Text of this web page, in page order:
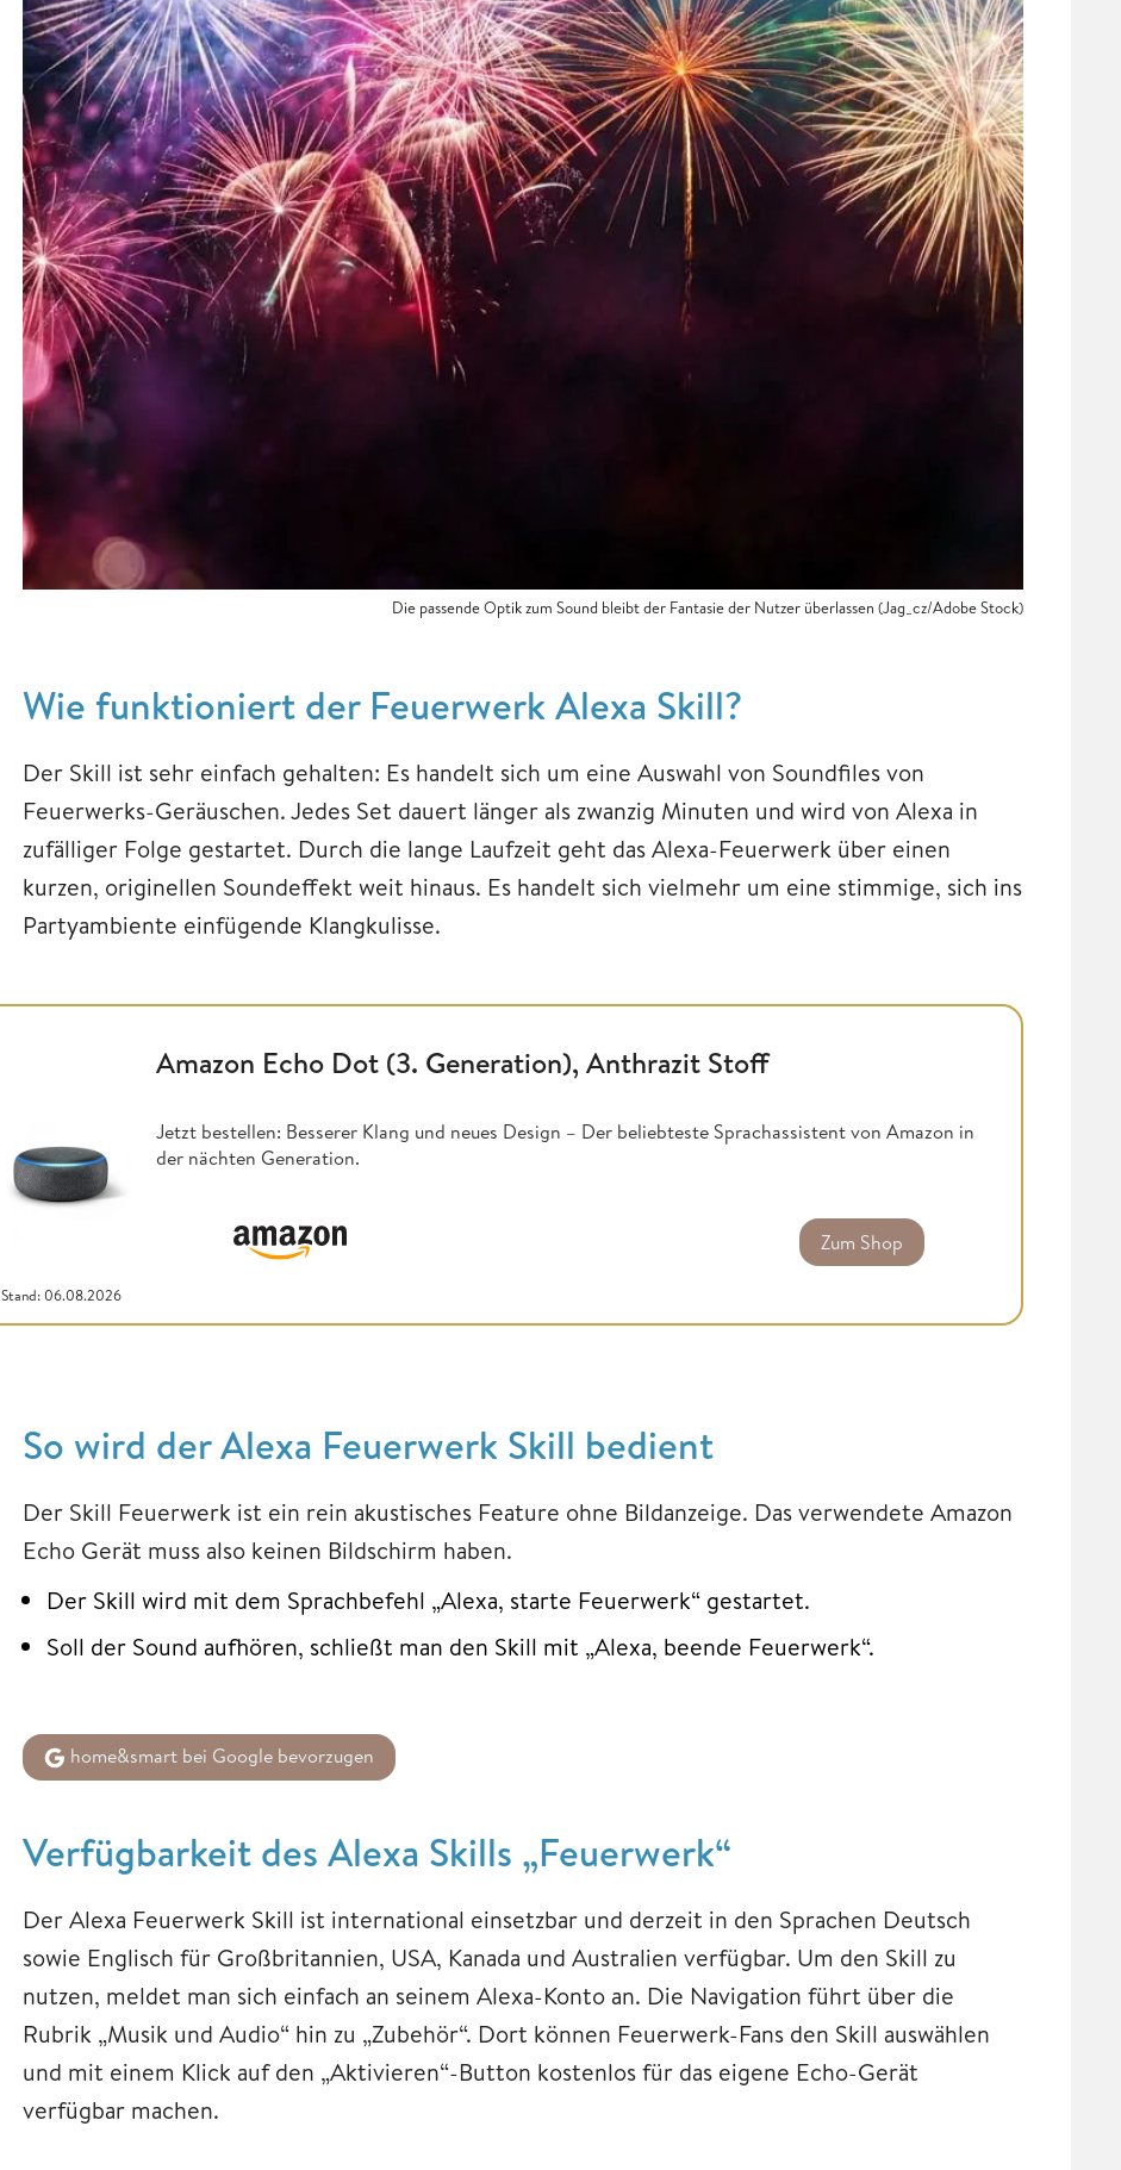
Die passende Optik zum Sound bleibt der Fantasie der Nutzer überlassen (Jag_cz/Adobe Stock)
Wie funktioniert der Feuerwerk Alexa Skill?
Der Skill ist sehr einfach gehalten: Es handelt sich um eine Auswahl von Soundfiles von
Feuerwerks-Geräuschen. Jedes Set dauert länger als zwanzig Minuten und wird von Alexa in
zufälliger Folge gestartet. Durch die lange Laufzeit geht das Alexa-Feuerwerk über einen
kurzen, originellen Soundeffekt weit hinaus. Es handelt sich vielmehr um eine stimmige, sich ins
Partyambiente einfügende Klangkulisse.
Stand: 06.08.2026
Amazon Echo Dot (3. Generation), Anthrazit Stoff
Jetzt bestellen: Besserer Klang und neues Design – Der beliebteste Sprachassistent von Amazon in
der nächten Generation.
Zum Shop
So wird der Alexa Feuerwerk Skill bedient
Der Skill Feuerwerk ist ein rein akustisches Feature ohne Bildanzeige. Das verwendete Amazon
Echo Gerät muss also keinen Bildschirm haben.
Der Skill wird mit dem Sprachbefehl „Alexa, starte Feuerwerk“ gestartet.
Soll der Sound aufhören, schließt man den Skill mit „Alexa, beende Feuerwerk“.
home&smart bei Google bevorzugen
Verfügbarkeit des Alexa Skills „Feuerwerk“
Der Alexa Feuerwerk Skill ist international einsetzbar und derzeit in den Sprachen Deutsch
sowie Englisch für Großbritannien, USA, Kanada und Australien verfügbar. Um den Skill zu
nutzen, meldet man sich einfach an seinem Alexa-Konto an. Die Navigation führt über die
Rubrik „Musik und Audio“ hin zu „Zubehör“. Dort können Feuerwerk-Fans den Skill auswählen
und mit einem Klick auf den „Aktivieren“-Button kostenlos für das eigene Echo-Gerät
verfügbar machen.